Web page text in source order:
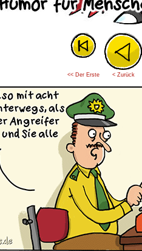
<< Der Erste < Zurück